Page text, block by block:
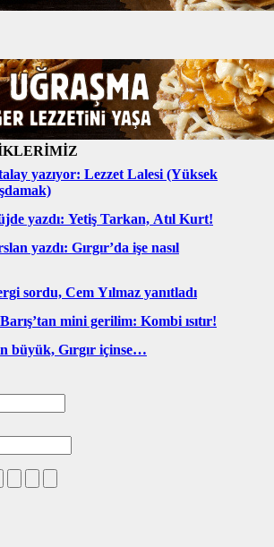
yazıyor: Lezzet Lalesi (Yüksek
yazdı: Yetiş Tarkan, Atıl Kurt!
yazdı: Gırgır’da işe nasıl
sordu, Cem Yılmaz yanıtladı
mini gerilim: Kombi ısıtır!
büyük, Gırgır içinse…